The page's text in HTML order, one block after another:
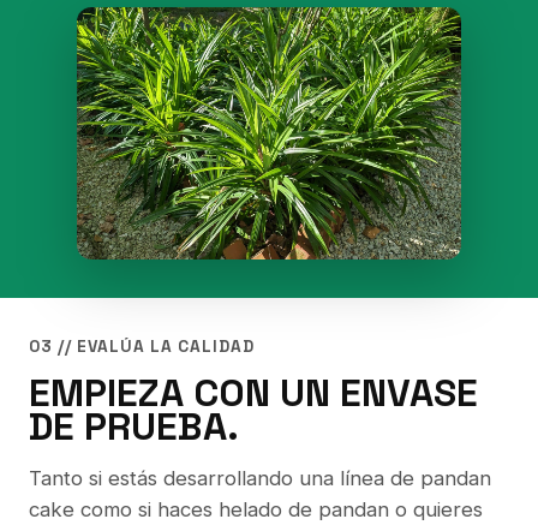
03 // EVALÚA LA CALIDAD
EMPIEZA CON UN ENVASE
DE PRUEBA.
Tanto si estás desarrollando una línea de pandan
cake como si haces helado de pandan o quieres